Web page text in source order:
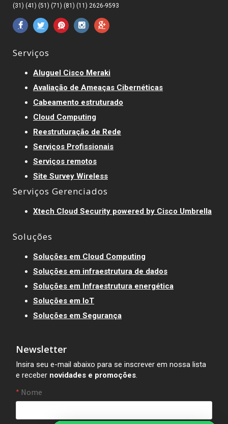
(31) (41) (51) (71) (81) (11) 2626-9593
Serviços
Aluguel Cisco Meraki
Avaliação de Ameaças Cibernéticas
Cabeamento estruturado
Cloud Computing
Reestruturação de Rede
Serviços Profissionais
Serviços remotos
Site Survey Wireless
Serviços Gerenciados
Xtech Cloud Security powered by Cisco Umbrella
Soluções
Soluções em Cloud Computing
Soluções em infraestrutura de dados
Soluções em Infraestrutura energética
Soluções em IoT
Soluções em Segurança
Newsletter
Insira seu e-mail abaixo para se inscrever em nossa lista
e receber novidades e promoções.